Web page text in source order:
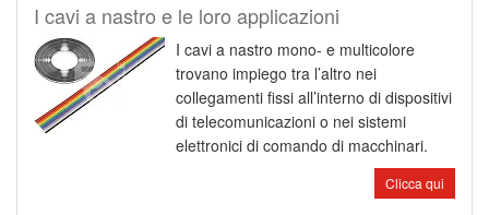
I cavi a nastro e le loro applicazioni
I cavi a nastro mono- e multicolore
trovano impiego tra l’altro nei
collegamenti fissi all’interno di dispositivi
di telecomunicazioni o nei sistemi
elettronici di comando di macchinari.
Clicca qui